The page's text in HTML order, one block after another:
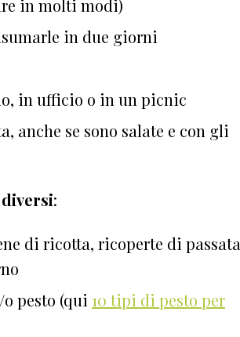
in molti modi)
in due giorni
in ufficio o in un picnic
anche se sono salate e con gli
:
di ricotta, ricoperte di passata
pesto (qui 10 tipi di pesto per